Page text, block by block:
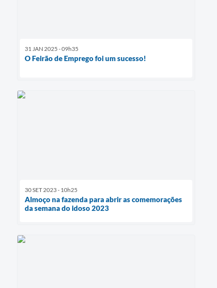
31 JAN 2025 - 09h35
O Feirão de Emprego foi um sucesso!
30 SET 2023 - 10h25
Almoço na fazenda para abrir as comemorações
da semana do idoso 2023